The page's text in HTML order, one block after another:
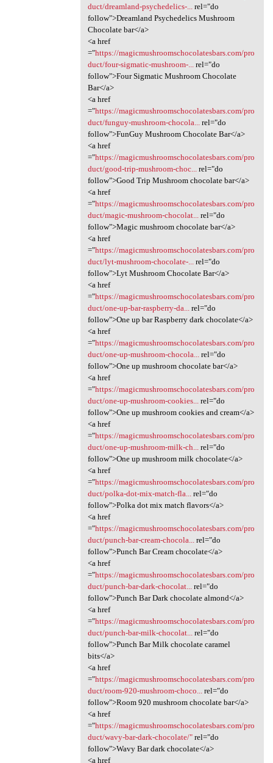
duct/dreamland-psychedelics-...
rel="do
follow">Dreamland Psychedelics Mushroom
Chocolate bar</a>
<a href
="https://magicmushroomschocolatesbars.com/pro
duct/four-sigmatic-mushroom-...
rel="do
follow">Four Sigmatic Mushroom Chocolate
Bar</a>
<a href
="https://magicmushroomschocolatesbars.com/pro
duct/funguy-mushroom-chocola...
rel="do
follow">FunGuy Mushroom Chocolate Bar</a>
<a href
="https://magicmushroomschocolatesbars.com/pro
duct/good-trip-mushroom-choc...
rel="do
follow">Good Trip Mushroom chocolate bar</a>
<a href
="https://magicmushroomschocolatesbars.com/pro
duct/magic-mushroom-chocolat...
rel="do
follow">Magic mushroom chocolate bar</a>
<a href
="https://magicmushroomschocolatesbars.com/pro
duct/lyt-mushroom-chocolate-...
rel="do
follow">Lyt Mushroom Chocolate Bar</a>
<a href
="https://magicmushroomschocolatesbars.com/pro
duct/one-up-bar-raspberry-da...
rel="do
follow">One up bar Raspberry dark chocolate</a>
<a href
="https://magicmushroomschocolatesbars.com/pro
duct/one-up-mushroom-chocola...
rel="do
follow">One up mushroom chocolate bar</a>
<a href
="https://magicmushroomschocolatesbars.com/pro
duct/one-up-mushroom-cookies...
rel="do
follow">One up mushroom cookies and cream</a>
<a href
="https://magicmushroomschocolatesbars.com/pro
duct/one-up-mushroom-milk-ch...
rel="do
follow">One up mushroom milk chocolate</a>
<a href
="https://magicmushroomschocolatesbars.com/pro
duct/polka-dot-mix-match-fla...
rel="do
follow">Polka dot mix match flavors</a>
<a href
="https://magicmushroomschocolatesbars.com/pro
duct/punch-bar-cream-chocola...
rel="do
follow">Punch Bar Cream chocolate</a>
<a href
="https://magicmushroomschocolatesbars.com/pro
duct/punch-bar-dark-chocolat...
rel="do
follow">Punch Bar Dark chocolate almond</a>
<a href
="https://magicmushroomschocolatesbars.com/pro
duct/punch-bar-milk-chocolat...
rel="do
follow">Punch Bar Milk chocolate caramel
bits</a>
<a href
="https://magicmushroomschocolatesbars.com/pro
duct/room-920-mushroom-choco...
rel="do
follow">Room 920 mushroom chocolate bar</a>
<a href
="https://magicmushroomschocolatesbars.com/pro
duct/wavy-bar-dark-chocolate/"rel="do
follow">Wavy Bar dark chocolate</a>
<a href